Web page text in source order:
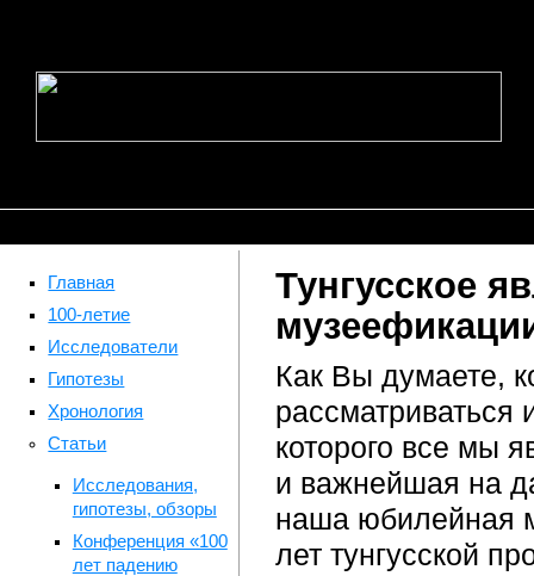
Главная
100-летие
Исследователи
Гипотезы
Хронология
Статьи
Исследования,
гипотезы, обзоры
Конференция «100
лет падению
Тунгусское
Как Вы думаете,
рассматриваться
которого все мы
и важнейшая на
наша юбилейная
лет тунгусской